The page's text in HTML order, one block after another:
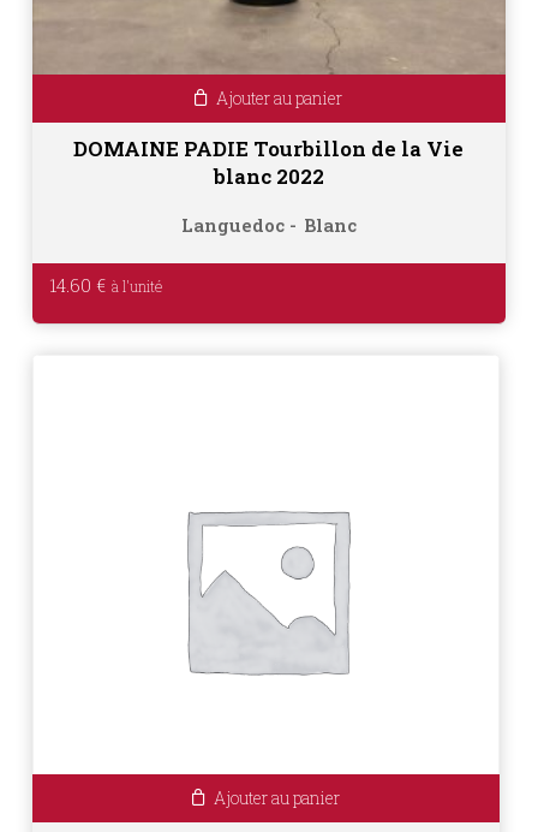
Ajouter au panier
DOMAINE PADIE Tourbillon de la Vie
blanc 2022
Languedoc Blanc
14.60 €
Ajouter au panier